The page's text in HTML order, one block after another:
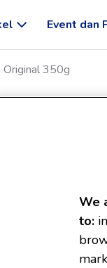
Event dan
Original 350g
We
to: